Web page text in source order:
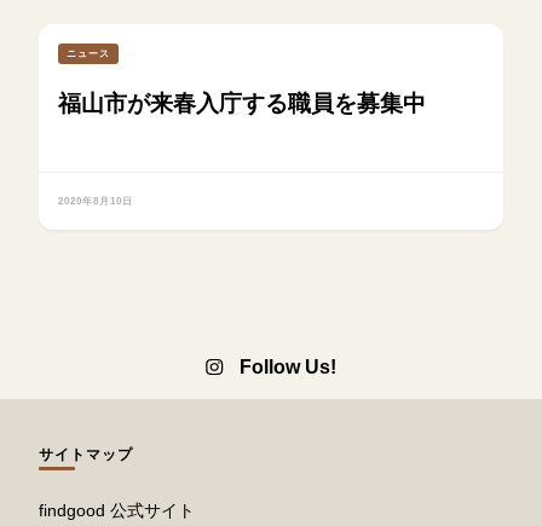
ニュース
福山市が来春入庁する職員を募集中
2020年8月10日
Follow Us!
サイトマップ
findgood 公式サイト